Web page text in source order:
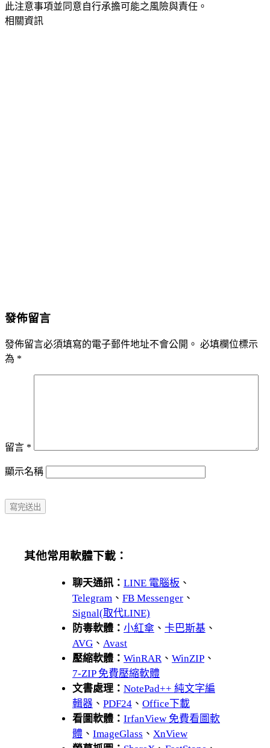
此注意事項並同意自行承擔可能之風險與責任。
相關資訊
發佈留言
發佈留言必須填寫的電子郵件地址不會公開。 必填欄位標示
為 *
留言 *
顯示名稱
其他常用軟體下載：
聊天通訊： LINE 電腦板 、
Telegram 、 FB Messenger 、
Signal(取代LINE)
防毒軟體： 小紅傘 、 卡巴斯基 、
AVG 、 Avast
壓縮軟體： WinRAR、 WinZIP 、
7-ZIP 免費壓縮軟體
文書處理： NotePad++ 純文字編
輯器 、 PDF24 、 Office下載
看圖軟體： IrfanView 免費看圖軟
體 、 ImageGlass 、 XnView